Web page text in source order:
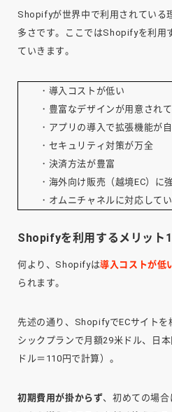
Shopifyが世界中で利用されている
多さです。ここではShopifyを利用
ていきます。
・導入コストが低い
・豊富なデザインが用意され
・アプリの導入で拡張機能が
・セキュリティ対策が万全
・決済方法が豊富
・海外向け販売（越境EC）に
・オムニチャネルに対応して
Shopifyを利用するメリット
何より、Shopifyは導入コストが低
られます。
先述の通り、ShopifyでECサイトを
シックプランで月額29米ドル、日
ドル＝110円で計算）。
初期費用が掛からず、初めての場